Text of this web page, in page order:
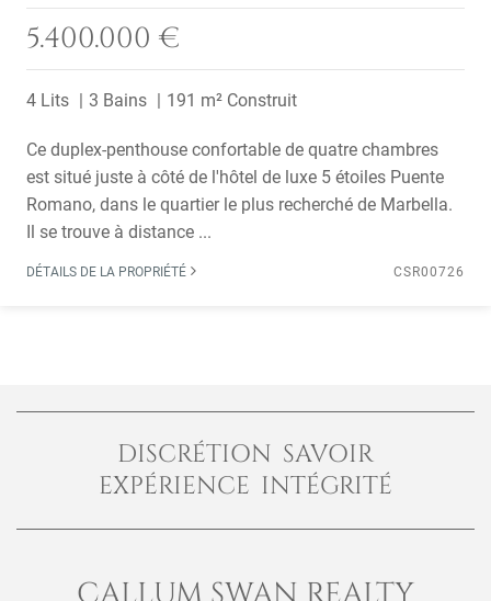
5.400.000 €
4 Lits 3 Bains 191 m² Construit
Ce duplex-penthouse confortable de quatre chambres
est situé juste à côté de l'hôtel de luxe 5 étoiles Puente
Romano, dans le quartier le plus recherché de Marbella.
Il se trouve à distance ...
DÉTAILS DE LA PROPRIÉTÉ CSR00726
DISCRÉTION SAVOIR
EXPÉRIENCE INTÉGRITÉ